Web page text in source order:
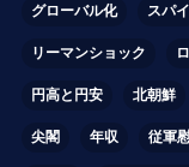
グローバル化 スパイ
リーマンショック
円高と円安 北朝鮮
尖閣 年収 従軍